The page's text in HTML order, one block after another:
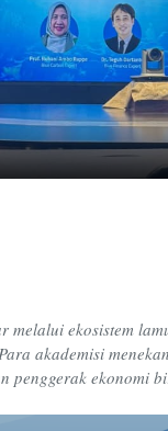
melalui ekosistem
akademisi
penggerak ekonomi